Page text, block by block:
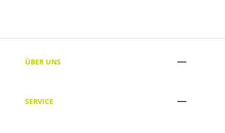
ÜBER UNS
SERVICE